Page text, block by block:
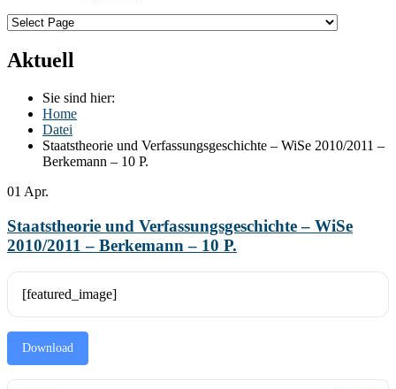
Aktuell
Sie sind hier:
Home
Datei
Staatstheorie und Verfassungsgeschichte – WiSe 2010/2011 –
Berkemann – 10 P.
01 Apr.
Staatstheorie und Verfassungsgeschichte – WiSe
2010/2011 – Berkemann – 10 P.
[featured_image]
Download